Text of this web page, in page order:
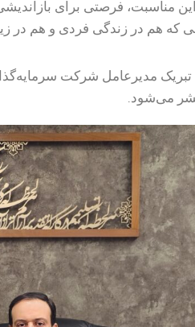
مناسبت، فرصتی برای
هم در زندگی فردی و هم در
تبریک مدیرعامل شرکت
می‌شود.